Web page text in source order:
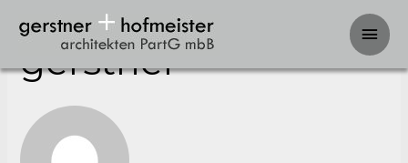
gerstner